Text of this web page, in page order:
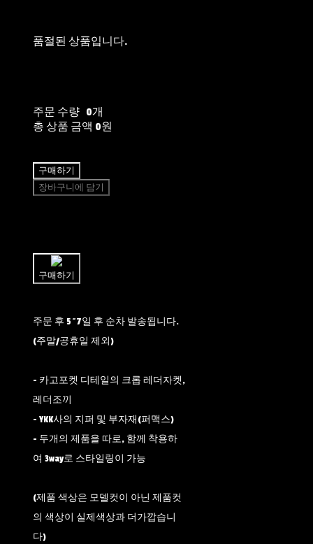
품절된 상품입니다.
주문 수량 0개
총 상품 금액 0원
구매하기
장바구니에 담기
구매하기
주문 후 5~7일 후 순차 발송됩니다.
(주말/공휴일 제외)
- 카고포켓 디테일의 크롭 레더자켓,
레더조끼
- YKK사의 지퍼 및 부자재(퍼맥스)
- 두개의 제품을 따로, 함께 착용하
여 3way로 스타일링이 가능
(제품 색상은 모델컷이 아닌 제품컷
의 색상이 실제색상과 더가깝습니
다)